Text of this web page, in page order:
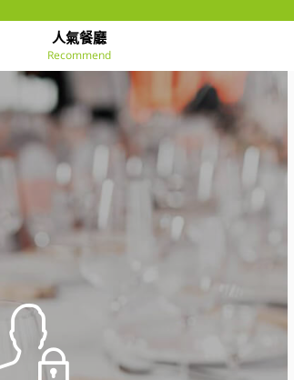
人氣餐廳
Recommend